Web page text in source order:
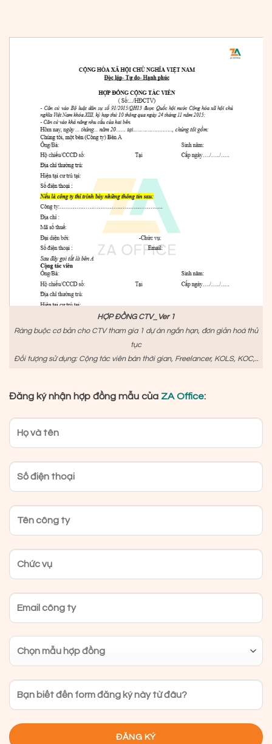
HỢP ĐỒNG CTV_Ver 1
Ràng buộc cơ bản cho CTV tham gia 1 dự án ngắn hạn, đơn giản hoá thủ
tục
Đối tượng sử dụng: Cộng tác viên bán thời gian, Freelancer, KOLS, KOC,..
Đăng ký nhận hợp đồng mẫu của ZA Office: